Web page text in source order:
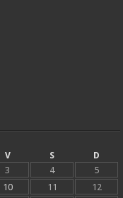
V S
D
3 4
5
10 11
12